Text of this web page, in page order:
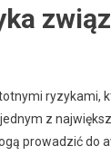
ryzykami,
z
prowadzić do